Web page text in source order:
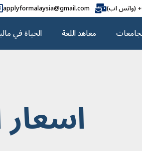
applyformalaysia@gmail.com
معاهد اللغة الحياة في